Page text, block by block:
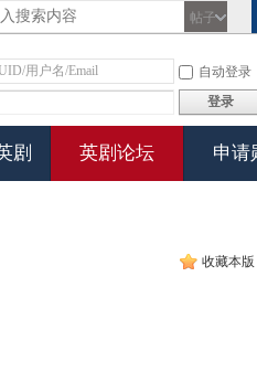
帖子
自动登录
登录
剧 英剧论坛 申请
收藏本版